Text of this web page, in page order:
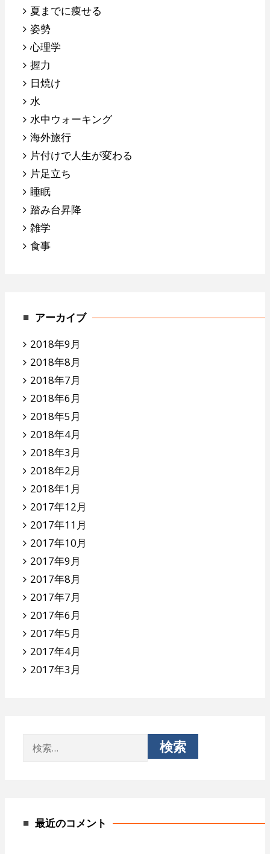
夏までに痩せる
姿勢
心理学
握力
日焼け
水
水中ウォーキング
海外旅行
片付けで人生が変わる
片足立ち
睡眠
踏み台昇降
雑学
食事
アーカイブ
2018年9月
2018年8月
2018年7月
2018年6月
2018年5月
2018年4月
2018年3月
2018年2月
2018年1月
2017年12月
2017年11月
2017年10月
2017年9月
2017年8月
2017年7月
2017年6月
2017年5月
2017年4月
2017年3月
最近のコメント